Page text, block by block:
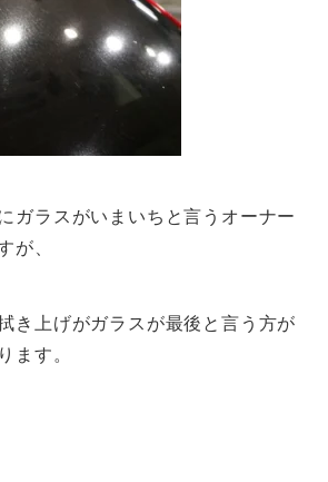
ガラスがいまいちと言うオーナー
が、
き上げがガラスが最後と言う方が
ます。